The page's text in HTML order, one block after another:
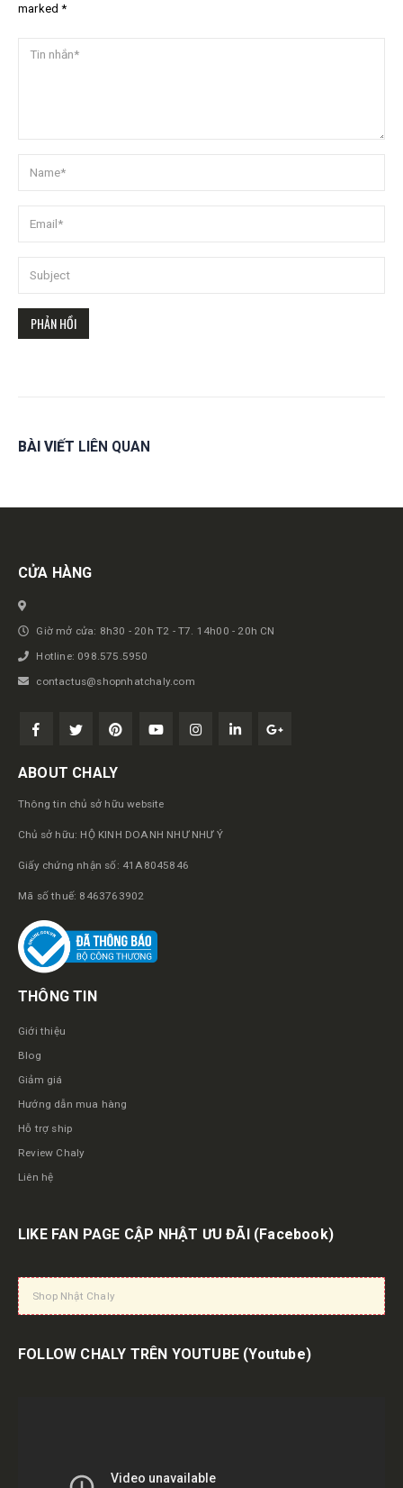
marked *
BÀI VIẾT LIÊN QUAN
Get in touch
CỬA HÀNG
Giờ mở cửa: 8h30 - 20h T2 - T7. 14h00 - 20h CN
Hotline: 098.575.5950
contactus@shopnhatchaly.com
ABOUT CHALY
Thông tin chủ sở hữu website
Chủ sở hữu: HỘ KINH DOANH NHƯ NHƯ Ý
Giấy chứng nhận số: 41A8045846
Mã số thuế: 8463763902
THÔNG TIN
Giới thiệu
Blog
Giảm giá
Hướng dẫn mua hàng
Hỗ trợ ship
Review Chaly
Liên hệ
LIKE FAN PAGE CẬP NHẬT ƯU ĐÃI (Facebook)
Shop Nhật Chaly
FOLLOW CHALY TRÊN YOUTUBE (Youtube)